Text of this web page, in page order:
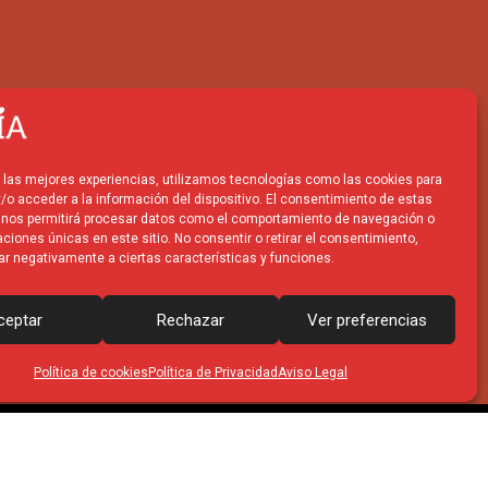
las mejores experiencias, utilizamos tecnologías como las cookies para
o acceder a la información del dispositivo. El consentimiento de estas
permitirá procesar datos como el comportamiento de navegación o
únicas en este sitio. No consentir o retirar el consentimiento,
negativamente a ciertas características y funciones.
Rechazar Ver preferencias
Política de cookies Política de PrivacidadAviso Legal